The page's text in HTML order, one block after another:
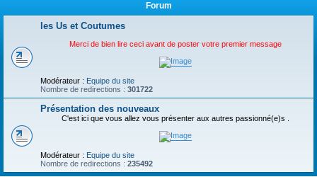
Forum
les Us et Coutumes
Merci de bien lire ceci avant de poster votre premier message
Modérateur : Equipe du site
Nombre de redirections : 301722
Présentation des nouveaux
C'est ici que vous allez vous présenter aux autres passionné(e)s .
Modérateur : Equipe du site
Nombre de redirections : 235492